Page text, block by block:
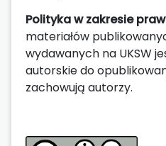
Polityka w zakresie
materiałów
wydawanych na UKSW
autorskie do
zachowują autorzy.